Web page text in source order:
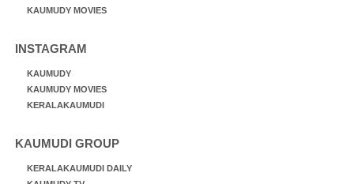
KAUMUDY MOVIES
INSTAGRAM
KAUMUDY
KAUMUDY MOVIES
KERALAKAUMUDI
KAUMUDI GROUP
KERALAKAUMUDI DAILY